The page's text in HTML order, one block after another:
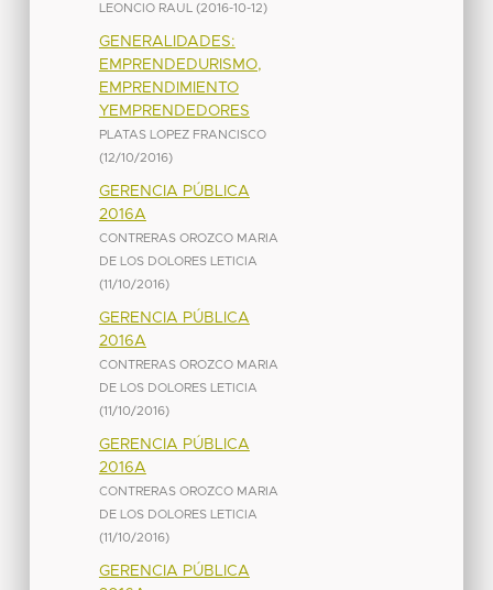
LEONCIO RAUL
(2016-10-12)
GENERALIDADES:
EMPRENDEDURISMO,
EMPRENDIMIENTO
YEMPRENDEDORES
PLATAS LOPEZ FRANCISCO
(12/10/2016)
GERENCIA PÚBLICA
2016A
CONTRERAS OROZCO MARIA
DE LOS DOLORES LETICIA
(11/10/2016)
GERENCIA PÚBLICA
2016A
CONTRERAS OROZCO MARIA
DE LOS DOLORES LETICIA
(11/10/2016)
GERENCIA PÚBLICA
2016A
CONTRERAS OROZCO MARIA
DE LOS DOLORES LETICIA
(11/10/2016)
GERENCIA PÚBLICA